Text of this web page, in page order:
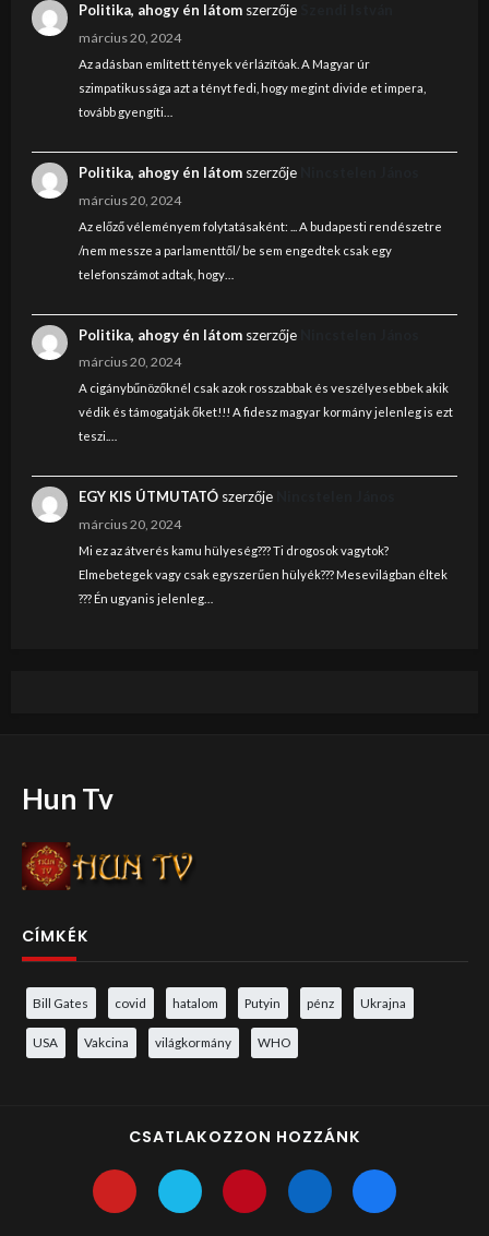
Politika, ahogy én látomszerzője
március 20, 2024
Az adásban említett tények vérlázítóak. A Magyar úr
szimpatikussága azt a tényt fedi, hogy megint divide et impera,
tovább gyengíti…
Politika, ahogy én látomszerzője
március 20, 2024
Az előző véleményem folytatásaként: ... A budapesti rendészetre
/nem messze a parlamenttől/ be sem engedtek csak egy
telefonszámot adtak, hogy…
Politika, ahogy én látomszerzője
március 20, 2024
A cigánybűnözőknél csak azok rosszabbak és veszélyesebbek akik
védik és támogatják őket!!! A fidesz magyar kormány jelenleg is ezt
teszi.…
EGY KIS ÚTMUTATÓszerzője
március 20, 2024
Mi ez az átverés kamu hülyeség??? Ti drogosok vagytok?
Elmebetegek vagy csak egyszerűen hülyék??? Mesevilágban éltek
??? Én ugyanis jelenleg…
Hun Tv
CÍMKÉK
Bill Gates covid hatalom Putyin pénz Ukrajna
USA Vakcina világkormány WHO
CSATLAKOZZON HOZZÁNK